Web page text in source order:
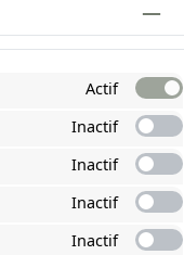
Actif
Inactif
Inactif
Inactif
Inactif